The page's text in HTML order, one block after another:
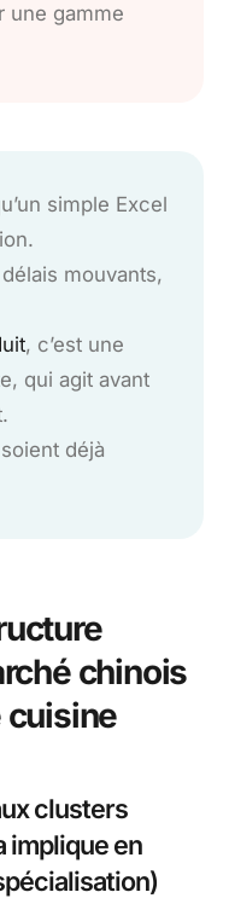
une gamme
simple Excel
délais mouvants,
, c’est une
qui agit avant
déjà
chinois
cuisine
clusters
implique en